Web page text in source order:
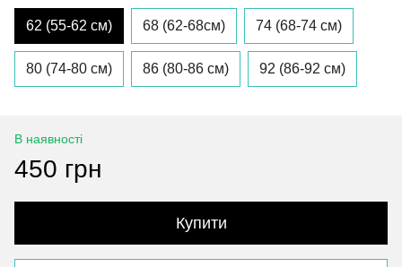
62 (55-62 см) 68 (62-68см) 74 (68-74 см)
80 (74-80 см) 86 (80-86 см) 92 (86-92 см)
В наявності
450 грн
Купити